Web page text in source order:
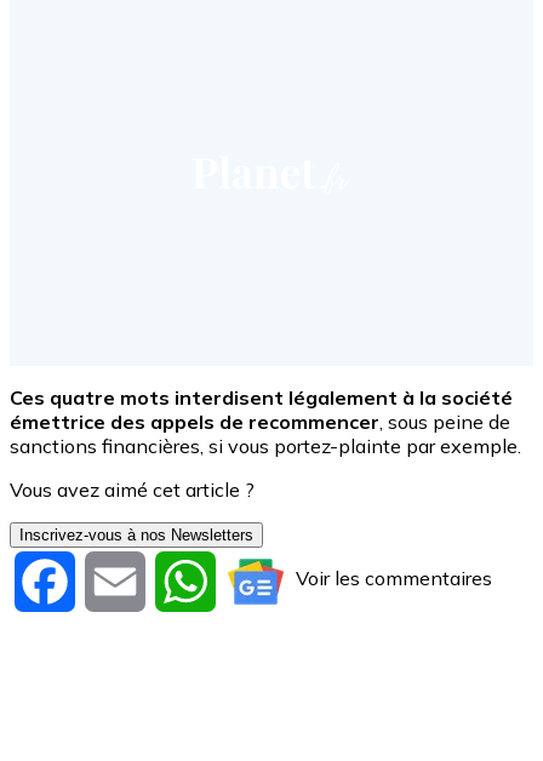
Ces quatre mots interdisent légalement à la société
émettrice des appels de recommencer , sous peine de
sanctions financières, si vous portez-plainte par exemple.
Vous avez aimé cet article ?
Inscrivez-vous à nos Newsletters
Facebook Email WhatsAppVoir les commentaires